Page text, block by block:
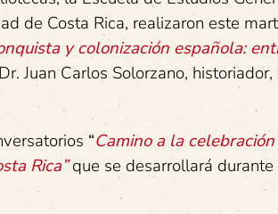
de Costa Rica, realizaron este
y colonización española:
Juan Carlos Solorzano,
“Camino a la
Rica”que se desarrollará